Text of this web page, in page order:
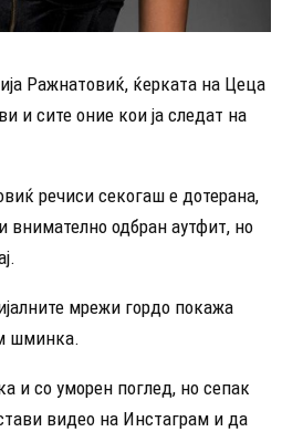
Ражнатовиќ, ќерката на Цеца
и сите оние кои ја следат на
речиси секогаш е дотерана,
внимателно одбран аутфит, но
мрежи гордо покажа
шминка.
и со уморен поглед, но сепак
видео на Инстаграм и да